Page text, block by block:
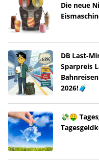
Die neue
DB Last-
Sparpreis
2026!🧳
💸🤑